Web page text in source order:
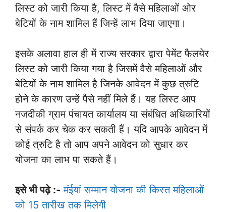
लिस्ट को जारी किया है, लिस्ट में वैसे महिलाओं ओर
बेटियों के नाम शामिल हैं जिन्हें लाभ दिया जाएगा।
इसके अलावा हाल ही में राज्य सरकार द्वारा पेमेंट फैलयेर
लिस्ट को जारी किया गया है जिसमें वैसे महिलाओं और
बेटियों के नाम शामिल है जिनके आवेदन में कुछ त्रुटि
होने के कारण उन्हें पैसे नहीं मिले हैं। यह लिस्ट आप
नजदीकी ग्राम पंचायत कार्यालय या संबंधित अधिकारियों
से संपर्क कर चेक कर सकती हैं। यदि आपके आवेदन में
कोई त्रुटि है तो आप अपने आवेदन को सुधार कर
योजना का लाभ पा सकते हैं।
इसे भी पढ़े :- मंईयां सम्मान योजना की किस्त महिलाओं
को 15 तारीख तक मिलेगी